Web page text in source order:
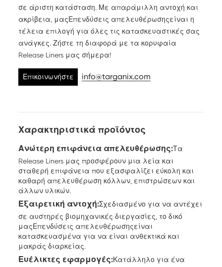
σε άριστη κατάσταση. Με απαράμιλλη αντοχή και
ακρίβεια, μαςΕπενδύσεις απελευθέρωσηςείναι η
τέλεια επιλογή για όλες τις κατασκευαστικές σας
ανάγκες. Ζήστε τη διαφορά με τα κορυφαία
Release Liners μας σήμερα!
Επικοινωνήστε info@targanix.com
Χαρακτηριστικά προϊόντος
Ανώτερη επιφάνεια απελευθέρωσης:Τα
Release Liners μας προσφέρουν μια λεία και
σταθερή επιφάνεια που εξασφαλίζει εύκολη και
καθαρή απελευθέρωση κόλλων, επιστρώσεων και
άλλων υλικών.
Εξαιρετική αντοχή:Σχεδιασμένο για να αντέχει
σε αυστηρές βιομηχανικές διεργασίες, το δικό
μαςΕπενδύσεις απελευθέρωσηςείναι
κατασκευασμένα για να είναι ανθεκτικά και
μακράς διαρκείας.
Ευέλικτες εφαρμογές:Κατάλληλο για ένα